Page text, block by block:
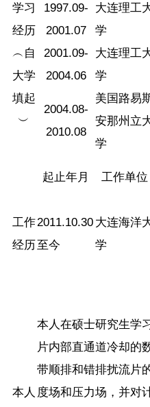
学习
经历
︵自
大学
填起
︶
1997.09-
2001.07
大连理工
学
2001.09-
2004.06
大连理工
学
2004.08-
2010.08
美国路易
安那州立
学
工作
经历
起止年月 工作单位
2011.10.30
至今
大连海洋
学
本人
本人在硕士研究生学
片内部直通道冷却的
带顺排和错排扰流片
度场和压力场，并对